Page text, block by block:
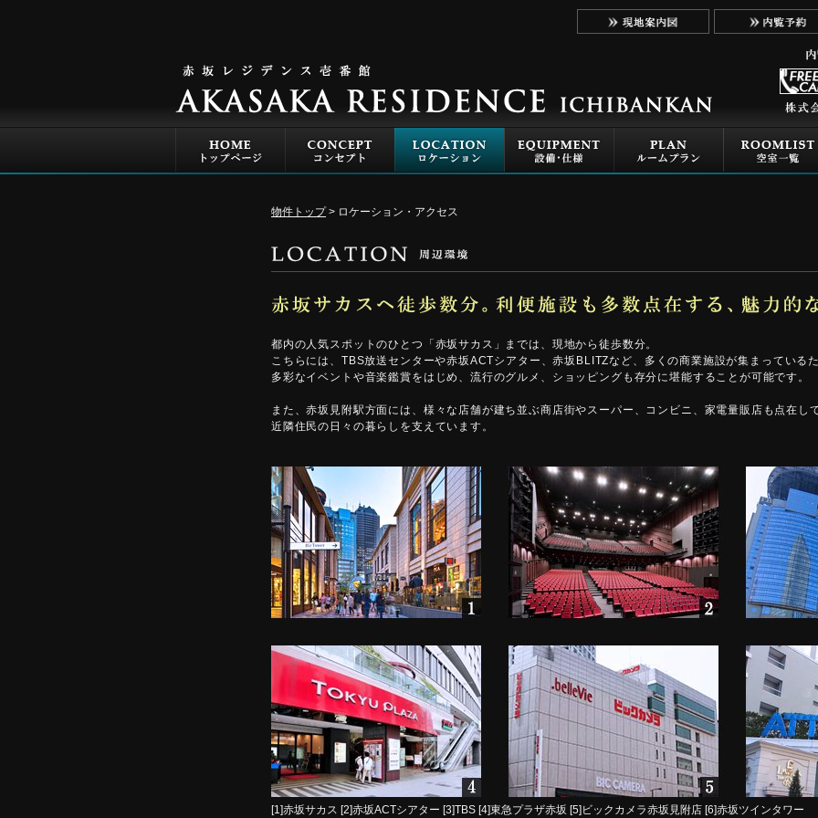
物件トップ ロケーション・アクセス
都内の人気スポットのひとつ「赤坂サカス」までは、現地から徒歩数分。
こちらには、TBS放送センターや赤坂ACTシアター、赤坂BLITZなど、多くの商業施設が集まっている
多彩なイベントや音楽鑑賞をはじめ、流行のグルメ、ショッピングも存分に堪能することが可能です。
また、赤坂見附駅方面には、様々な店舗が建ち並ぶ商店街やスーパー、コンビニ、家電量販店も点在し
近隣住民の日々の暮らしを支えています。
[1]赤坂サカス [2]赤坂ACTシアター [3]TBS [4]東急プラザ赤坂 [5]ビックカメラ赤坂見附店 [6]赤坂ツインタワー